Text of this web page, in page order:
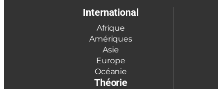
International
Afrique
Amériques
Asie
Europe
Océanie
Théorie